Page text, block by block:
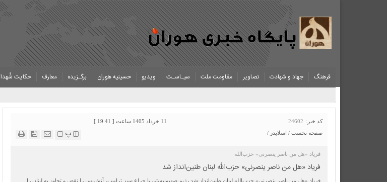
فرهنگ جهاد و شهادت تصاویر مقاومت ملت سیـاسـت ویدیو حسینیه هوران برگـزیده معارف حکایت شُهدا
کد خبر: 24602
11 خرداد 1405 ساعت [ 19:41 ]
صفحه نخست / اسلایدر / پ
فریاد «هل من ناصر ینصرنی» حزب‌الله
فریاد «هل من ناصر ینصرنی» حزب‌الله لبنان طنین‌انداز شد
فریاد «هل من ناصر ینصرنی» حزب‌الله لبنان طنین‌انداز شد رژیم صهیونیستی با چراغ سبز ترامپ، آتش‌بس را نقض و تجاوز به لبنان را